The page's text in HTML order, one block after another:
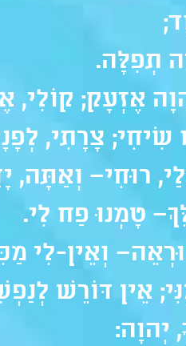
תְפִלָּה.
אֶזְעָק; קוֹלִי,
שִׂיחִי; צָרָתִי,
רוּחִי– וְאַתָּה,
טָמְנוּ פַח לִי.
וְאֵין-לִי
אֵין דּוֹרֵשׁ
יְהוָה: